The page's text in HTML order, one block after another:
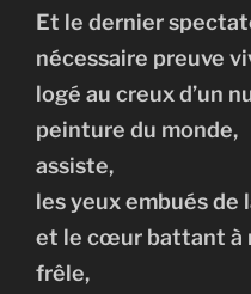
Et le dernier
nécessaire preuve
logé au creux d’un
peinture du monde,
assiste,
les yeux embués de
et le cœur battant à
frêle,